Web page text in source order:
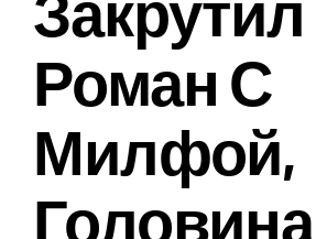
Роман С
Милфой,
Головина